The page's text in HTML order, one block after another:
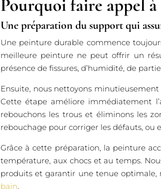
Pourquoi faire appel
Une préparation du support qui
Une peinture durable commence
meilleure peinture ne peut offrir un
présence de fissures, d’humidité, de
Ensuite, nous nettoyons minutieusement
Cette étape améliore immédiatement
rebouchons les trous et éliminons les
rebouchage pour corriger les défauts, ou
Grâce à cette préparation, la peinture
température, aux chocs et au temps.
produits et garantir une tenue optimale,
bain.